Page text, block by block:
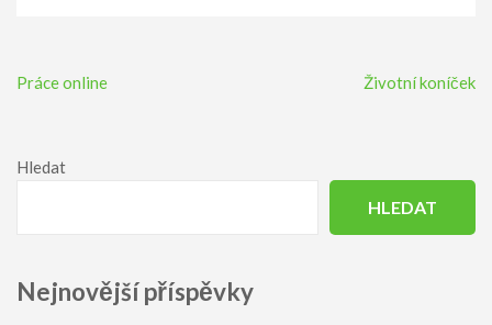
Navigace
Práce online Životní koníček
Hledat
HLEDAT
Nejnovější příspěvky